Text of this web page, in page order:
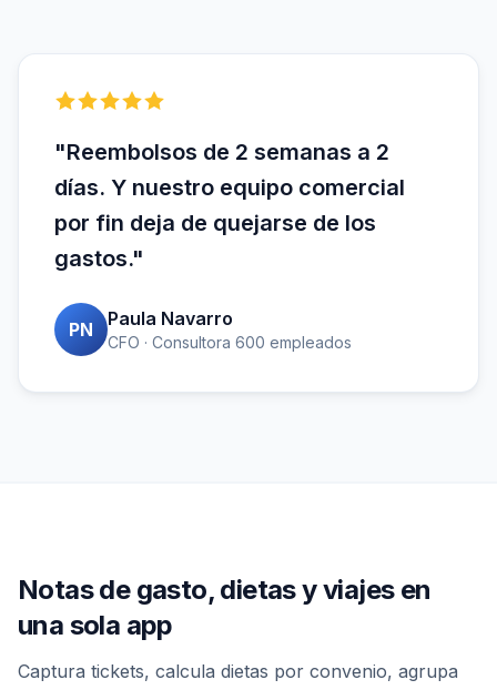
"Reembolsos de 2 semanas a 2
días. Y nuestro equipo comercial
por fin deja de quejarse de los
gastos."
PN Paula Navarro
CFO · Consultora 600 empleados
Notas de gasto, dietas y viajes en
una sola app
Captura tickets, calcula dietas por convenio, agrupa